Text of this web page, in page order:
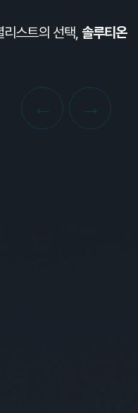
스트의 선택, 솔루티온
← →